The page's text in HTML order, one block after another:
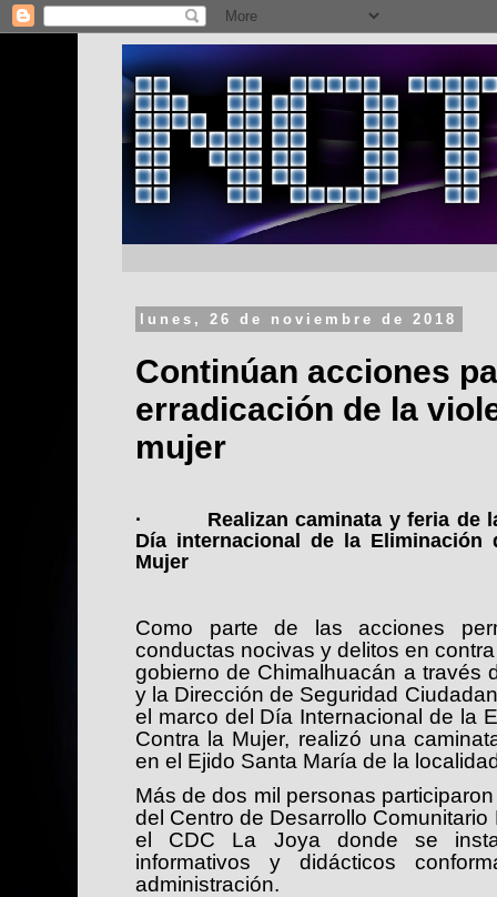
lunes, 26 de noviembre de 2018
Continúan acciones
erradicación de la
mujer
· Realizan caminata y feria de la
Día internacional de la Eliminación
Mujer
Como parte de las acciones
conductas nocivas y delitos en
gobierno de Chimalhuacán a través
y la Dirección de Seguridad
el marco del Día Internacional de la
Contra la Mujer, realizó una
en el Ejido Santa María de la
Más de dos mil personas
del Centro de Desarrollo
el CDC La Joya donde se
informativos y didácticos
administración.